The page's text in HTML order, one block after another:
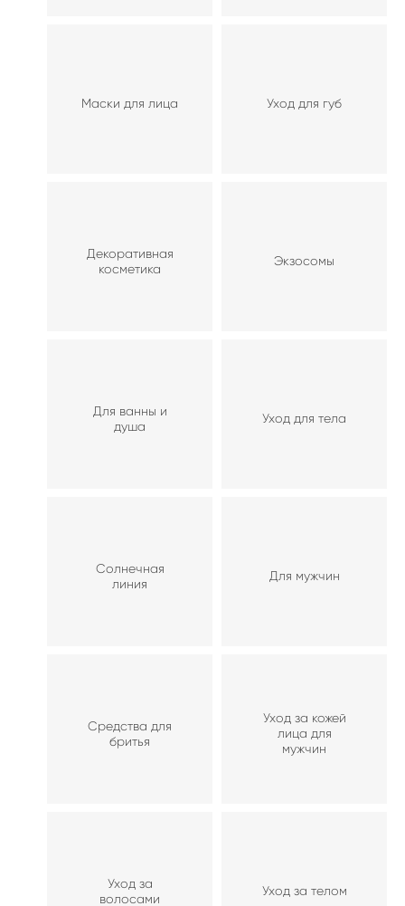
Маски для лица Уход для губ
Декоративная
косметика
Экзосомы
Для ванны и
душа
Уход для тела
Солнечная
линия
Для мужчин
Средства для
бритья
Уход за кожей
лица для
мужчин
Уход за
волосами
Уход за телом